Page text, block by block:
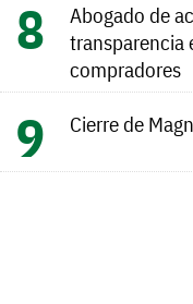
Abogado de
transparencia
compradores
Cierre de